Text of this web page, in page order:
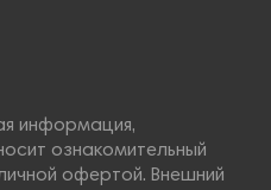
информация,
ознакомительный
офертой. Внешний